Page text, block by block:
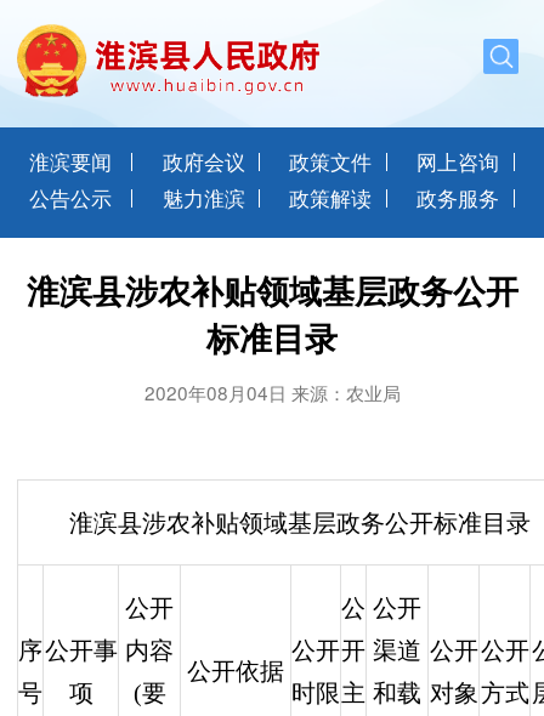
淮滨要闻 政府会议 政策文件
网上咨询
公告公示
魅力淮滨 政策解读 政务服务
淮滨县涉农补贴领域基层政务公开
标准目录
2020年08月04日 来源：农业局
淮滨县涉农补贴领域基层政务公开标准目录
序
号
公开事
项
公开
内容
(要
公开依据
公开
时限
公
开
主
公开
渠道
和载
公开
对象
公开
方式